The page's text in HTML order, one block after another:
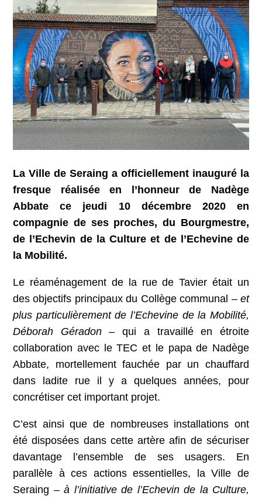
La Ville de Seraing a officiellement inauguré la
fresque réalisée en l’honneur de Nadège
Abbate ce jeudi 10 décembre 2020 en
compagnie de ses proches, du Bourgmestre,
de l’Echevin de la Culture et de l’Echevine de
la Mobilité.
Le réaménagement de la rue de Tavier était un
des objectifs principaux du Collège communal – et
plus particulièrement de l’Echevine de la Mobilité,
Déborah Géradon– qui a travaillé en étroite
collaboration avec le TEC et le papa de Nadège
Abbate, mortellement fauchée par un chauffard
dans ladite rue il y a quelques années, pour
concrétiser cet important projet.
C’est ainsi que de nombreuses installations ont
été disposées dans cette artère afin de sécuriser
davantage l’ensemble de ses usagers. En
parallèle à ces actions essentielles, la Ville de
Seraing – à l’initiative de l’Echevin de la Culture,